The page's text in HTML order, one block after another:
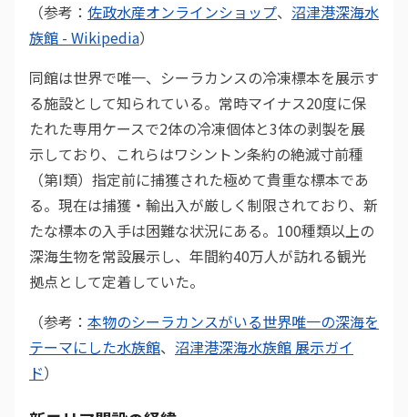
（参考： 佐政水産オンラインショップ、 沼津港深海水
族館 - Wikipedia）
同館は世界で唯一、シーラカンスの冷凍標本を展示す
る施設として知られている。常時マイナス20度に保
たれた専用ケースで2体の冷凍個体と3体の剥製を展
示しており、これらはワシントン条約の絶滅寸前種
（第I類）指定前に捕獲された極めて貴重な標本であ
る。現在は捕獲・輸出入が厳しく制限されており、新
たな標本の入手は困難な状況にある。100種類以上の
深海生物を常設展示し、年間約40万人が訪れる観光
拠点として定着していた。
（参考： 本物のシーラカンスがいる世界唯一の深海を
テーマにした水族館、 沼津港深海水族館 展示ガイ
ド）